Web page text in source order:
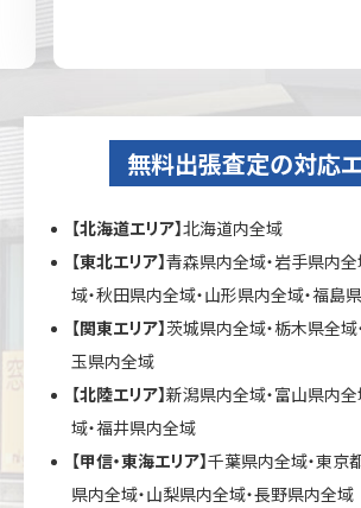
無料出張査定の対応
【北海道エリア】北海道内全域
【東北エリア】青森県内全域・岩手県内全
域・秋田県内全域・山形県内全域・福島
【関東エリア】茨城県内全域・栃木県全域
玉県内全域
【北陸エリア】新潟県内全域・富山県内全
域・福井県内全域
【甲信・東海エリア】千葉県内全域・東京
県内全域・山梨県内全域・長野県内全域